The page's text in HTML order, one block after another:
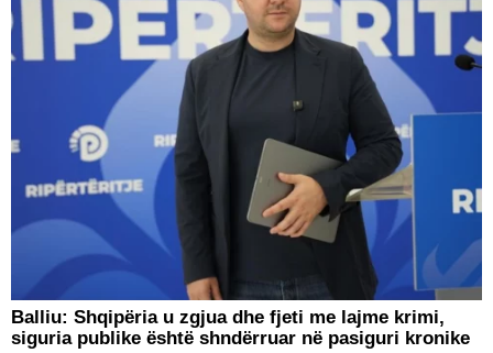
Balliu: Shqipëria u zgjua dhe fjeti me lajme krimi,
siguria publike është shndërruar në pasiguri kronike